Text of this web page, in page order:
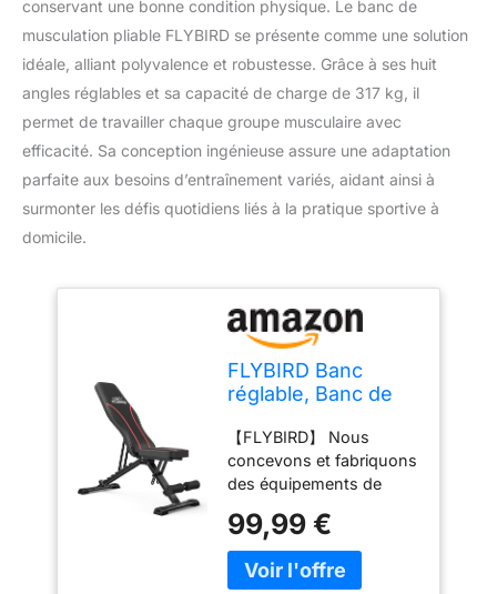
conservant une bonne condition physique. Le banc de
musculation pliable FLYBIRD se présente comme une solution
idéale, alliant polyvalence et robustesse. Grâce à ses huit
angles réglables et sa capacité de charge de 317 kg, il
permet de travailler chaque groupe musculaire avec
efficacité. Sa conception ingénieuse assure une adaptation
parfaite aux besoins d’entraînement variés, aidant ainsi à
surmonter les défis quotidiens liés à la pratique sportive à
domicile.
FLYBIRD Banc
réglable, Banc de
Utilitaire pour
l'entraînement
Complet du Corps -
Banc
inclinable/inclinable
Pliable Polyvalent
(Noir)
【FLYBIRD】 Nous
concevons et fabriquons
des équipements de
Nos concepteurs
développent des bancs
de musculation
99,99 €